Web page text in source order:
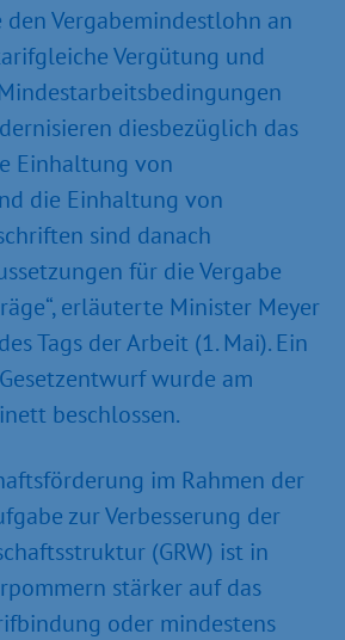
Vergabemindestlohn an
Vergütung und
diesbezüglich das
Einhaltung von
die Einhaltung von
sind danach
für die Vergabe
erläuterte Minister Meyer
Tags der Arbeit (1. Mai). Ein
wurde am
beschlossen.
im Rahmen der
zur Verbesserung der
(GRW) ist in
stärker auf das
oder mindestens